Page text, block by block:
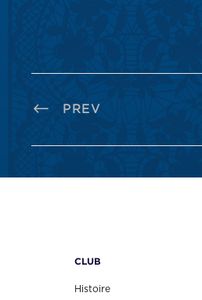
PREV
CLUB
Histoire